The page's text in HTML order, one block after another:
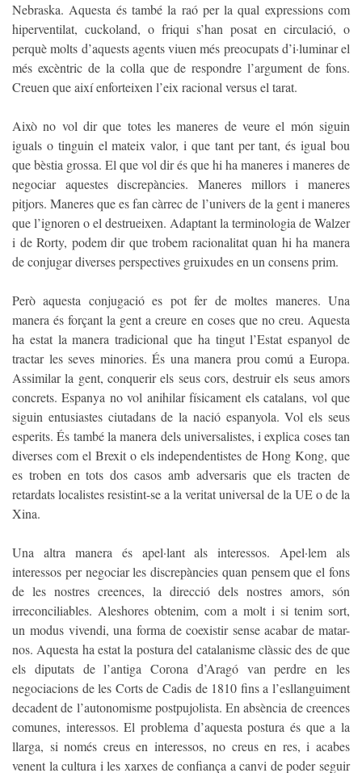
Nebraska. Aquesta és també la raó per la qual expressions com
hiperventilat, cuckoland, o friqui s’han posat en circulació, o
perquè molts d’aquests agents viuen més preocupats d’i·luminar el
més excèntric de la colla que de respondre l’argument de fons.
Creuen que així enforteixen l’eix racional versus el tarat.
Això no vol dir que totes les maneres de veure el món siguin
iguals o tinguin el mateix valor, i que tant per tant, és igual bou
que bèstia grossa. El que vol dir és que hi ha maneres i maneres de
negociar aquestes discrepàncies. Maneres millors i maneres
pitjors. Maneres que es fan càrrec de l’univers de la gent i maneres
que l’ignoren o el destrueixen. Adaptant la terminologia de Walzer
i de Rorty, podem dir que trobem racionalitat quan hi ha manera
de conjugar diverses perspectives gruixudes en un consens prim.
Però aquesta conjugació es pot fer de moltes maneres. Una
manera és forçant la gent a creure en coses que no creu. Aquesta
ha estat la manera tradicional que ha tingut l’Estat espanyol de
tractar les seves minories. És una manera prou comú a Europa.
Assimilar la gent, conquerir els seus cors, destruir els seus amors
concrets. Espanya no vol anihilar físicament els catalans, vol que
siguin entusiastes ciutadans de la nació espanyola. Vol els seus
esperits. És també la manera dels universalistes, i explica coses tan
diverses com el Brexit o els independentistes de Hong Kong, que
es troben en tots dos casos amb adversaris que els tracten de
retardats localistes resistint-se a la veritat universal de la UE o de la
Xina.
Una altra manera és apel·lant als interessos. Apel·lem als
interessos per negociar les discrepàncies quan pensem que el fons
de les nostres creences, la direcció dels nostres amors, són
irreconciliables. Aleshores obtenim, com a molt i si tenim sort,
un modus vivendi, una forma de coexistir sense acabar de matar-
nos. Aquesta ha estat la postura del catalanisme clàssic des de que
els diputats de l’antiga Corona d’Aragó van perdre en les
negociacions de les Corts de Cadis de 1810 fins a l’esllanguiment
decadent de l’autonomisme postpujolista. En absència de creences
comunes, interessos. El problema d’aquesta postura és que a la
llarga, si només creus en interessos, no creus en res, i acabes
venent la cultura i les xarxes de confiança a canvi de poder seguir